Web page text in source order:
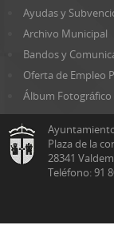
Ayudas y
Archivo Municipal
Bandos y
Oferta de Empleo
Álbum Fotográfico
Plaza de la
28341
Teléfono: 91